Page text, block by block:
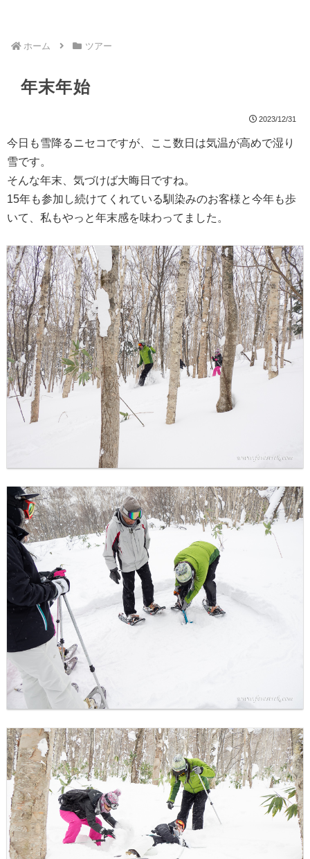
ホーム ツアー
年末年始
2023/12/31
今日も雪降るニセコですが、ここ数日は気温が高めで湿り
雪です。
そんな年末、気づけば大晦日ですね。
15年も参加し続けてくれている馴染みのお客様と今年も歩
いて、私もやっと年末感を味わってました。